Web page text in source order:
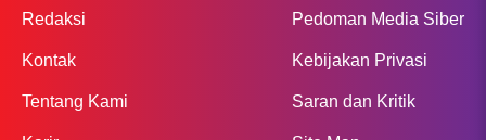
Redaksi
Kontak
Tentang Kami
Pedoman Media Siber
Kebijakan Privasi
Saran dan Kritik